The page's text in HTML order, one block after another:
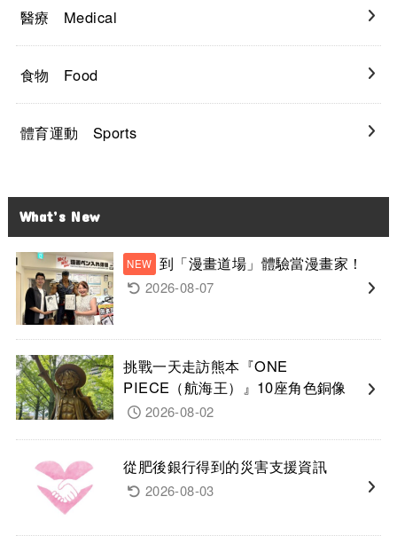
醫療 Medical
食物 Food
體育運動 Sports
What’s New
到「漫畫道場」體驗當漫畫家！
2026-08-07
挑戰一天走訪熊本『ONE
PIECE（航海王）』10座角色銅像
2026-08-02
從肥後銀行得到的災害支援資訊
2026-08-03